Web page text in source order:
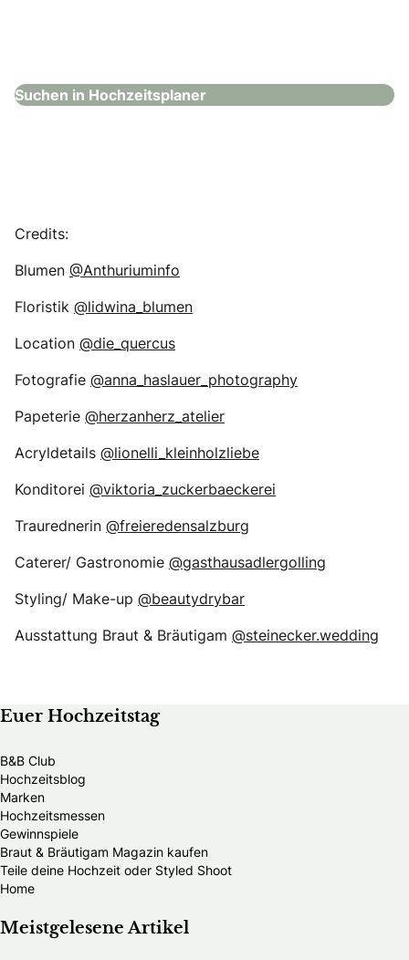
Suchen in Hochzeitsplaner
Credits:
Blumen @Anthuriuminfo
Floristik @lidwina_blumen
Location @die_quercus
Fotografie @anna_haslauer_photography
Papeterie @herzanherz_atelier
Acryldetails @lionelli_kleinholzliebe
Konditorei @viktoria_zuckerbaeckerei
Traurednerin @freieredensalzburg
Caterer/ Gastronomie @gasthausadlergolling
Styling/ Make-up @beautydrybar
Ausstattung Braut & Bräutigam @steinecker.wedding
Euer Hochzeitstag
B&B Club
Hochzeitsblog
Marken
Hochzeitsmessen
Gewinnspiele
Braut & Bräutigam Magazin kaufen
Teile deine Hochzeit oder Styled Shoot
Home
Meistgelesene Artikel